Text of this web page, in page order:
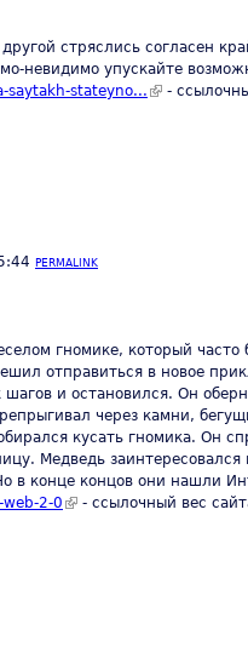
стряслись согласен
невидимо упускайте
saytakh-stateyno... (link is
-
PERMALINK
гномике, который
отправиться в новое
и остановился. Он
через камни,
кусать гномика. Он
Медведь
в конце концов они нашли
2-0 (link is external)
- ссылочный вес